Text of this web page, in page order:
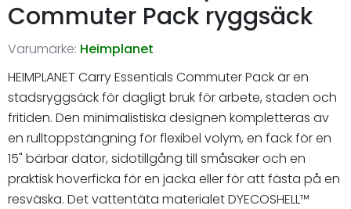
Commuter Pack ryggsäck
Varumärke: Heimplanet
HEIMPLANET Carry Essentials Commuter Pack är en
stadsryggsäck för dagligt bruk för arbete, staden och
fritiden. Den minimalistiska designen kompletteras av
en rulltoppstängning för flexibel volym, en fack för en
15" bärbar dator, sidotillgång till småsaker och en
praktisk hoverficka för en jacka eller för att fästa på en
resväska. Det vattentäta materialet DYECOSHELL™